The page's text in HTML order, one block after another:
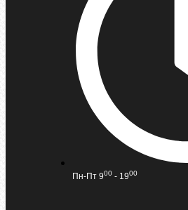
Пн-Пт 900 - 1900